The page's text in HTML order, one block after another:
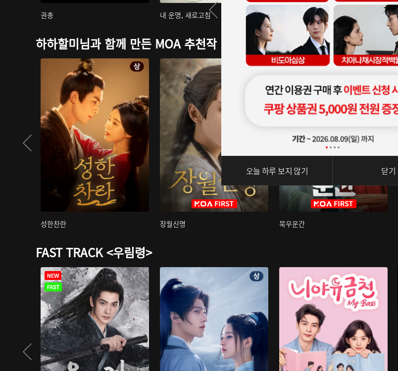
권총 내 운명, 새로고침
하하할미님과 함께 만든 MOA 추천작
성한찬란 장월신명 묵우운간
FAST TRACK <우림령>
오늘 하루 보지 않기 닫기